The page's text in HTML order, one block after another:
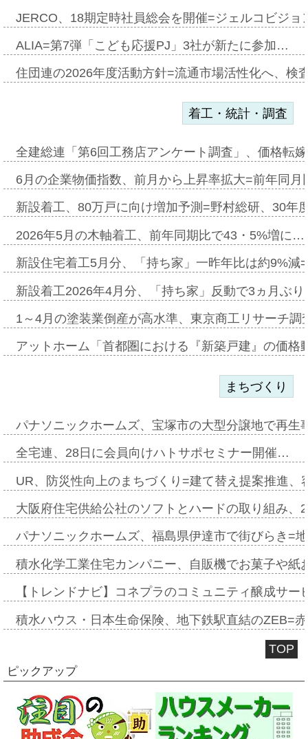
JERCO、18期定時社員総会を開催=ジェルコビジ
ALIA=第7弾「こども応援PJ」3社が新たに参加…
住団連の2026年度活動方針=流通市場活性化へ、検
着工・統計・調査
全建総連「第6回工務店アンケート調査」、価格転
6月の企業物価指数、前月から上昇率拡大=前年同
新設着工、80万戸に向け増加予測=野村総研、30年
2026年5月の木軸着工、前年同期比で43・5%増に…
新設住宅着工5月分、「持ち家」一昨年比は約9%
新設着工2026年4月分、「持ち家」反動で3ヵ月ぶ
1～4月の塗装業倒産が高水準、東京商工リサーチ
アットホーム「首都圏における『新築戸建』の価
まちづくり
パナソニックホームズ、宝塚市の大型分譲地で再
全宅連、28日に会員向けハトサポセミナー開催…
UR、防災性向上のまちづくり=建て替え提案推進
大阪府住宅供給公社のソフトとハードの取り組み
パナソニックホームズ、福島県伊達市で街びらき=
積水化学工業住宅カンパニー、自販機でお菓子や
【トレンドナビ】コネプラのコミュニティ醸成サ
積水ハウス・日本生命保険、地下鉄駅直結のZEB=
TOP
ピックアップ